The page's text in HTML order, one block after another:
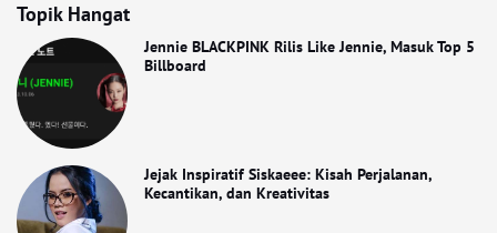
Topik Hangat
Jennie BLACKPINK Rilis Like Jennie, Masuk Top 5
Billboard
Jejak Inspiratif Siskaeee: Kisah Perjalanan,
Kecantikan, dan Kreativitas